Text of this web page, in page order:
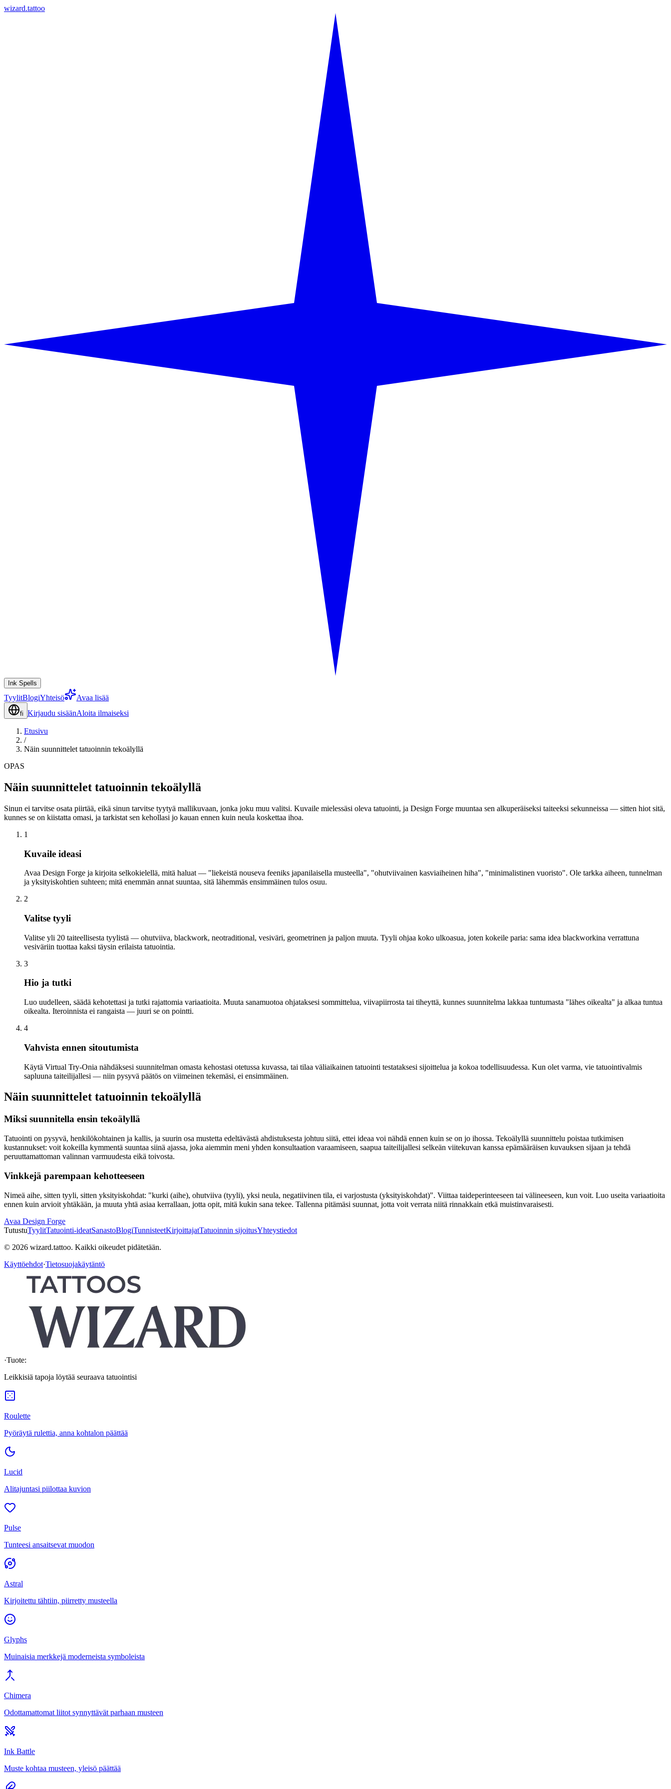
wizard.tattoo
Ink Spells
TyylitBlogiYhteisö Avaa lisää
fi Kirjaudu sisäänAloita ilmaiseksi
Etusivu
/
Näin suunnittelet tatuoinnin tekoälyllä
OPAS
Näin suunnittelet tatuoinnin tekoälyllä
Sinun ei tarvitse osata piirtää, eikä sinun tarvitse tyytyä mallikuvaan, jonka joku muu valitsi. Kuvaile mielessäsi oleva tatuointi, ja Design Forge muuntaa sen alkuperäiseksi taiteeksi sekunneissa — sitten hiot sitä,
kunnes se on kiistatta omasi, ja tarkistat sen kehollasi jo kauan ennen kuin neula koskettaa ihoa.
1
Kuvaile ideasi
Avaa Design Forge ja kirjoita selkokielellä, mitä haluat — "liekeistä nouseva feeniks japanilaisella musteella", "ohutviivainen kasviaiheinen hiha", "minimalistinen vuoristo". Ole tarkka aiheen, tunnelman
ja yksityiskohtien suhteen; mitä enemmän annat suuntaa, sitä lähemmäs ensimmäinen tulos osuu.
2
Valitse tyyli
Valitse yli 20 taiteellisesta tyylistä — ohutviiva, blackwork, neotraditional, vesiväri, geometrinen ja paljon muuta. Tyyli ohjaa koko ulkoasua, joten kokeile paria: sama idea blackworkina verrattuna
vesiväriin tuottaa kaksi täysin erilaista tatuointia.
3
Hio ja tutki
Luo uudelleen, säädä kehotettasi ja tutki rajattomia variaatioita. Muuta sanamuotoa ohjataksesi sommittelua, viivapiirrosta tai tiheyttä, kunnes suunnitelma lakkaa tuntumasta "lähes oikealta" ja alkaa tuntua
oikealta. Iteroinnista ei rangaista — juuri se on pointti.
4
Vahvista ennen sitoutumista
Käytä Virtual Try-Onia nähdäksesi suunnitelman omasta kehostasi otetussa kuvassa, tai tilaa väliaikainen tatuointi testataksesi sijoittelua ja kokoa todellisuudessa. Kun olet varma, vie tatuointivalmis
sapluuna taiteilijallesi — niin pysyvä päätös on viimeinen tekemäsi, ei ensimmäinen.
Näin suunnittelet tatuoinnin tekoälyllä
Miksi suunnitella ensin tekoälyllä
Tatuointi on pysyvä, henkilökohtainen ja kallis, ja suurin osa mustetta edeltävästä ahdistuksesta johtuu siitä, ettei ideaa voi nähdä ennen kuin se on jo ihossa. Tekoälyllä suunnittelu poistaa tutkimisen
kustannukset: voit kokeilla kymmentä suuntaa siinä ajassa, joka aiemmin meni yhden konsultaation varaamiseen, saapua taiteilijallesi selkeän viitekuvan kanssa epämääräisen kuvauksen sijaan ja tehdä
peruuttamattoman valinnan varmuudesta eikä toivosta.
Vinkkejä parempaan kehotteeseen
Nimeä aihe, sitten tyyli, sitten yksityiskohdat: "kurki (aihe), ohutviiva (tyyli), yksi neula, negatiivinen tila, ei varjostusta (yksityiskohdat)". Viittaa taideperinteeseen tai välineeseen, kun voit. Luo useita variaatioita
ennen kuin arvioit yhtäkään, ja muuta yhtä asiaa kerrallaan, jotta opit, mitä kukin sana tekee. Tallenna pitämäsi suunnat, jotta voit verrata niitä rinnakkain etkä muistinvaraisesti.
Avaa Design Forge
TutustuTyylitTatuointi-ideatSanastoBlogiTunnisteetKirjoittajatTatuoinnin sijoitusYhteystiedot
© 2026 wizard.tattoo. Kaikki oikeudet pidätetään.
Käyttöehdot·Tietosuojakäytäntö
·Tuote:
Leikkisiä tapoja löytää seuraava tatuointisi
Roulette
Pyöräytä rulettia, anna kohtalon päättää
Lucid
Alitajuntasi piilottaa kuvion
Pulse
Tunteesi ansaitsevat muodon
Astral
Kirjoitettu tähtiin, piirretty musteella
Glyphs
Muinaisia merkkejä moderneista symboleista
Chimera
Odottamattomat liitot synnyttävät parhaan musteen
Ink Battle
Muste kohtaa musteen, yleisö päättää